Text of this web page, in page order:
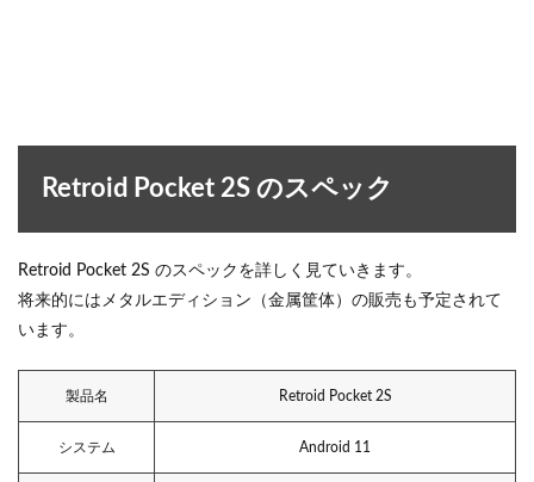
Retroid Pocket 2S のスペック
Retroid Pocket 2S のスペックを詳しく見ていきます。
将来的にはメタルエディション（金属筐体）の販売も予定されて
います。
製品名 Retroid Pocket 2S
システム Android 11